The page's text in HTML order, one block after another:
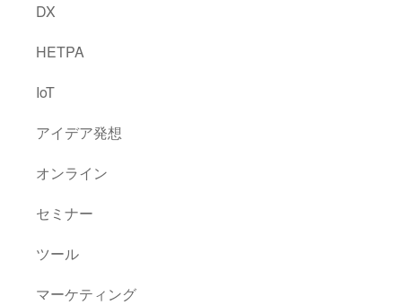
DX
HETPA
IoT
アイデア発想
オンライン
セミナー
ツール
マーケティング